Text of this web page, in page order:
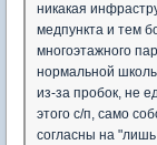
никакая
медпункта и тем
многоэтажного
нормальной
из-за пробок, не
этого с/п, само
согласны на